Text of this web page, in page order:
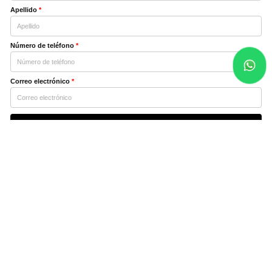
Apellido *
Número de teléfono *
Correo electrónico *